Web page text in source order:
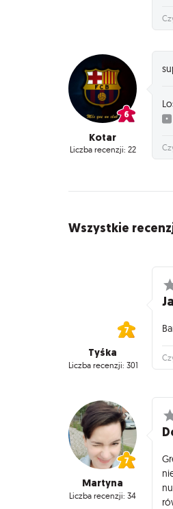
Kotar
Liczba recenzji: 22
Wszystkie
Tyśka
Liczba recenzji: 301
Martyna
Liczba recenzji: 34